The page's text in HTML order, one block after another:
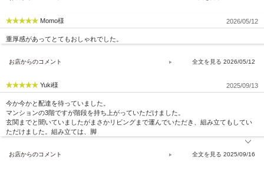
Momo様 2026/05/12
重厚感があってとてもおしゃれでした。
お店からのコメント 2026/05/12
Yuki様 2025/09/13
今か今かと配達を待っていました。
マンションの3階ですが階段を持ち上がっていただけました。
玄関までと聞いていましたがまさかリビングまで運んでいただき、組み立てもしてい
ただけました。組み立ては、脚
お店からのコメント 2025/09/16